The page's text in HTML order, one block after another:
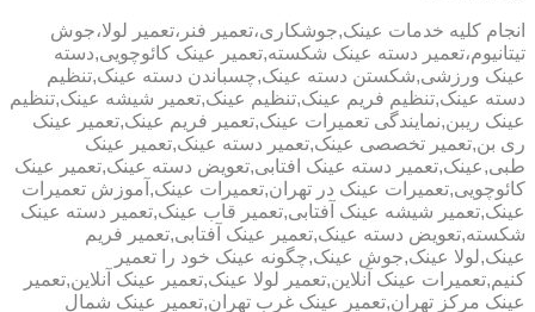
انجام کلیه خدمات عینک,جوشکاری،تعمیر فنر،تعمیر لولا،جوش
تیتانیوم،تعمیر دسته عینک شکسته,تعمیر عینک کائوچویی,دسته
عینک ورزشی,شکستن دسته عینک,چسباندن دسته عینک,تنظیم
دسته عینک,تنظیم فریم عینک,تنظیم عینک,تعمیر شیشه عینک,تنظیم
عینک ریبن,نمایندگی تعمیرات عینک,تعمیر فریم عینک,تعمیر عینک
ری بن,تعمیر تخصصی عینک,تعمیر دسته عینک,تعمیر عینک
طبی,عینک,تعمیر دسته عینک افتابی,تعویض دسته عینک,تعمیر عینک
کائوچویی,تعمیرات عینک در تهران,تعمیرات عینک,آموزش تعمیرات
عینک,تعمیر شیشه عینک آفتابی,تعمیر قاب عینک,تعمیر دسته عینک
شکسته,تعویض دسته عینک,تعمیر عینک آفتابی,تعمیر فریم
عینک,لولا عینک,جوش عینک,چگونه عینک خود را تعمیر
کنیم,تعمیرات عینک آنلاین,تعمیر لولا عینک,تعمیر عینک آنلاین,تعمیر
عینک مرکز تهران,تعمیر عینک غرب تهران,تعمیر عینک شمال